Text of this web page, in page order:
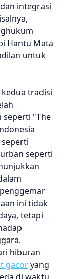
integrasi
Hantu Mata
untuk
tradisi
seperti "The
seperti
ini tidak
tetapi
hiburan
gacoryang